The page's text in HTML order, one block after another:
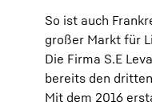
So ist auch
großer Markt für
Die Firma S.E
bereits den
Mit dem 2016